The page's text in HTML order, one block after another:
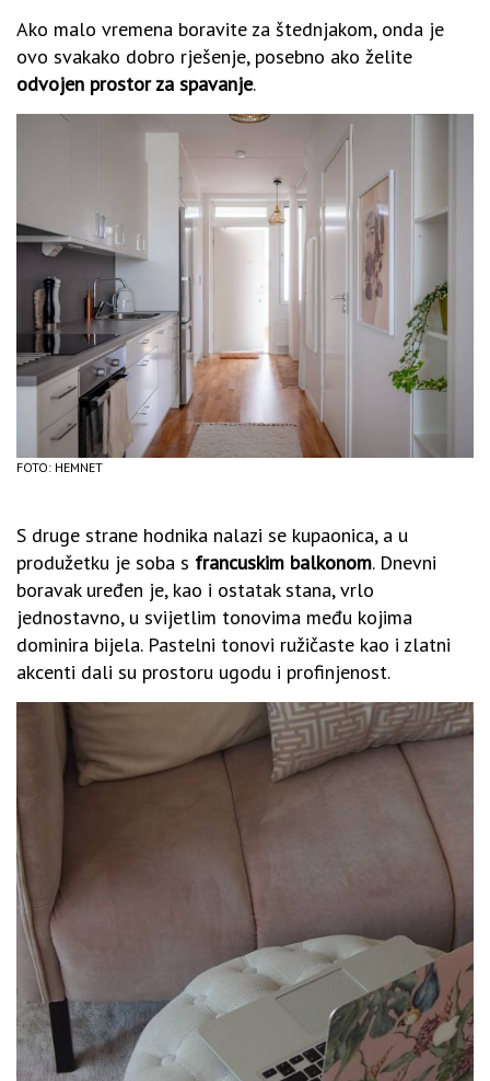
Ako malo vremena boravite za štednjakom, onda je
ovo svakako dobro rješenje, posebno ako želite
odvojen prostor za spavanje.
FOTO: HEMNET
S druge strane hodnika nalazi se kupaonica, a u
produžetku je soba s francuskim balkonom. Dnevni
boravak uređen je, kao i ostatak stana, vrlo
jednostavno, u svijetlim tonovima među kojima
dominira bijela. Pastelni tonovi ružičaste kao i zlatni
akcenti dali su prostoru ugodu i profinjenost.